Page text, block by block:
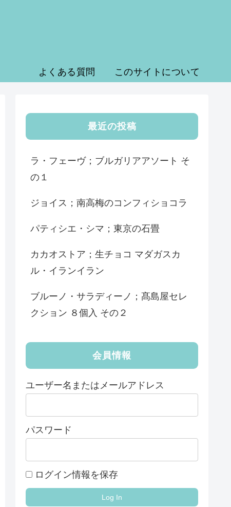
よくある質問 このサイトについて
最近の投稿
ラ・フェーヴ；ブルガリアアソート そ
の１
ジョイス；南高梅のコンフィショコラ
パティシエ・シマ；東京の石畳
カカオストア；生チョコ マダガスカ
ル・イランイラン
ブルーノ・サラディーノ；髙島屋セレ
クション ８個入 その２
会員情報
ユーザー名またはメールアドレス
パスワード
ログイン情報を保存